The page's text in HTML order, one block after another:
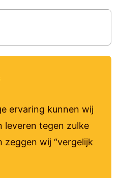
ervaring kunnen wij
leveren tegen zulke
zeggen wij “vergelijk